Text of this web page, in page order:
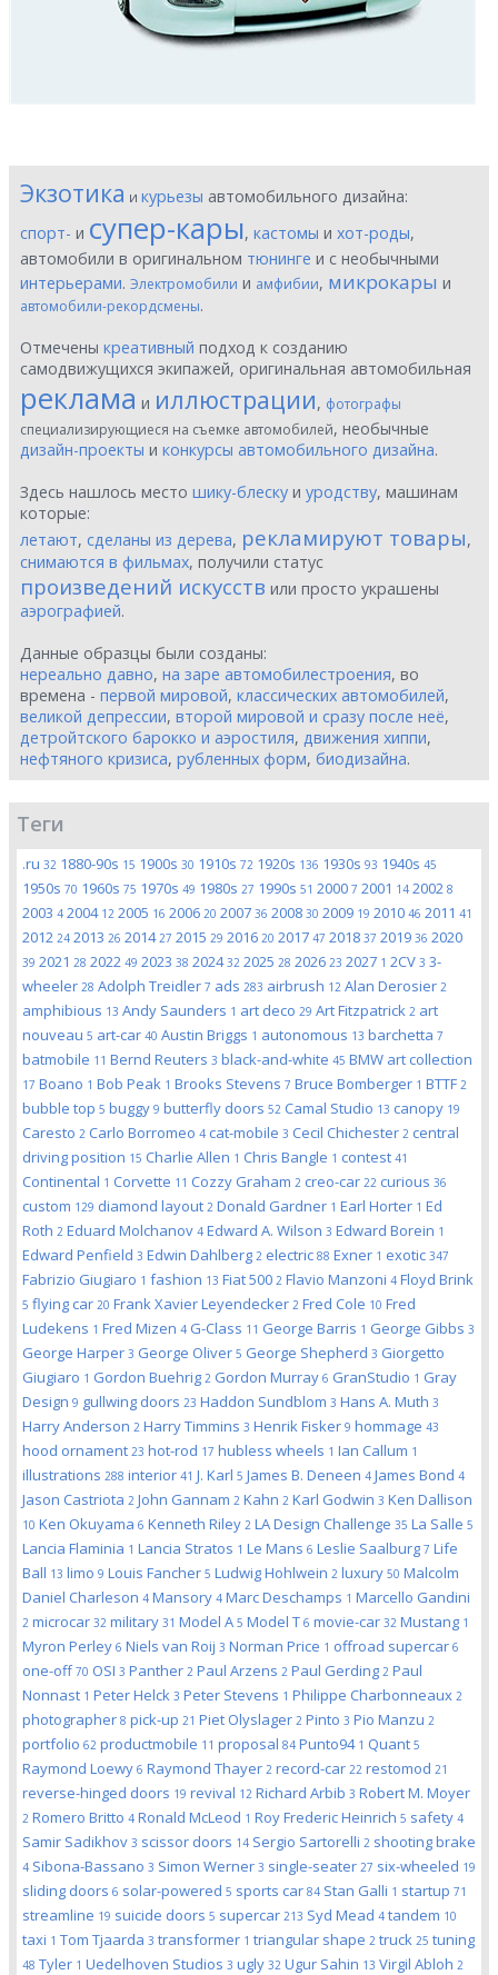
Экзотика и курьезы автомобильного дизайна:
спорт- и супер-кары, кастомы и хот-роды,
автомобили в оригинальном тюнинге и с необычными
интерьерами. Электромобили и амфибии, микрокары и
автомобили-рекордсмены.
Отмечены креативный подход к созданию
самодвижущихся экипажей, оригинальная автомобильная
реклама и иллюстрации, фотографы
специализирующиеся на съемке автомобилей, необычные
дизайн-проекты и конкурсы автомобильного дизайна.
Здесь нашлось место шику-блеску и уродству, машинам
которые:
летают, сделаны из дерева, рекламируют товары,
снимаются в фильмах, получили статус
произведений искусств или просто украшены
аэрографией.
Данные образцы были созданы:
нереально давно, на заре автомобилестроения, во
времена - первой мировой, классических автомобилей,
великой депрессии, второй мировой и сразу после неё,
детройтского барокко и аэростиля, движения хиппи,
нефтяного кризиса, рубленных форм, биодизайна.
Теги
.ru 32 1880-90s 15 1900s 30 1910s 72 1920s 136 1930s 93 1940s 45
1950s 70 1960s 75 1970s 49 1980s 27 1990s 51 2000 7 2001 14 2002 8
2003 4 2004 12 2005 16 2006 20 2007 36 2008 30 2009 19 2010 46 2011 41
2012 24 2013 26 201427 2015 29 2016 20 2017 47 2018 37 2019 36 2020
39 2021 28 2022 49 2023 38 202432 2025 28 2026 23 2027 1 2CV 3 3-
wheeler 28 Adolph Treidler 7 ads 283 airbrush 12 Alan Derosier 2
amphibious 13 Andy Saunders 1 art deco 29 Art Fitzpatrick 2 art
nouveau 5 art-car 40 Austin Briggs 1 autonomous 13 barchetta 7
batmobile 11 Bernd Reuters 3 black-and-white 45 BMW art collection
17 Boano 1 Bob Peak 1 Brooks Stevens 7 Bruce Bomberger 1 BTTF 2
bubble top 5 buggy 9 butterfly doors 52 Camal Studio 13 canopy 19
Caresto 2 Carlo Borromeo 4 cat-mobile 3 Cecil Chichester 2 central
driving position 15 Charlie Allen 1 Chris Bangle 1 contest 41
Continental 1 Corvette 11 Cozzy Graham 2 creo-car 22 curious 36
custom 129 diamond layout 2 Donald Gardner 1 Earl Horter 1 Ed
Roth 2 Eduard Molchanov 4 Edward A. Wilson 3 Edward Borein 1
Edward Penfield 3 Edwin Dahlberg 2 electric 88 Exner 1 exotic 347
Fabrizio Giugiaro 1 fashion 13 Fiat 500 2 Flavio Manzoni 4 Floyd Brink
5 flying car 20 Frank Xavier Leyendecker 2 Fred Cole 10 Fred
Ludekens 1 Fred Mizen 4 G-Class 11 George Barris 1 George Gibbs 3
George Harper 3 George Oliver 5 George Shepherd 3 Giorgetto
Giugiaro 1 Gordon Buehrig 2 Gordon Murray 6 GranStudio 1 Gray
Design 9 gullwing doors 23 Haddon Sundblom 3 Hans A. Muth 3
Harry Anderson 2 Harry Timmins 3 Henrik Fisker 9 hommage 43
hood ornament 23 hot-rod 17 hubless wheels 1 Ian Callum 1
illustrations 288 interior 41 J. Karl 5 James B. Deneen 4 James Bond 4
Jason Castriota 2 John Gannam 2 Kahn 2 Karl Godwin 3 Ken Dallison
10 Ken Okuyama 6 Kenneth Riley 2 LA Design Challenge 35 La Salle 5
Lancia Flaminia 1 Lancia Stratos 1 Le Mans 6 Leslie Saalburg 7 Life
Ball 13 limo 9 Louis Fancher 5 Ludwig Hohlwein 2 luxury 50 Malcolm
Daniel Charleson 4 Mansory 4 Marc Deschamps 1 Marcello Gandini
2 microcar 32 military 31 Model A 5 Model T 6 movie-car 32 Mustang 1
Myron Perley 6 Niels van Roij 3 Norman Price 1 offroad supercar 6
one-off70 OSI 3 Panther 2 Paul Arzens 2 Paul Gerding 2 Paul
Nonnast 1 Peter Helck 3 Peter Stevens 1 Philippe Charbonneaux 2
photographer 8 pick-up 21 Piet Olyslager 2 Pinto 3 Pio Manzu 2
portfolio 62 productmobile 11 proposal 84 Punto94 1 Quant 5
Raymond Loewy 6 Raymond Thayer 2 record-car 22 restomod 21
reverse-hinged doors 19 revival 12 Richard Arbib 3 Robert M. Moyer
2 Romero Britto 4 Ronald McLeod 1 Roy Frederic Heinrich 5 safety 4
Samir Sadikhov 3 scissor doors 14 Sergio Sartorelli 2 shooting brake
4 Sibona-Bassano 3 Simon Werner 3 single-seater 27 six-wheeled 19
sliding doors 6 solar-powered 5 sports car 84 Stan Galli 1 startup 71
streamline 19 suicide doors 5 supercar 213 Syd Mead 4 tandem 10
taxi 1 Tom Tjaarda 3 transformer 1 triangular shape 2 truck 25 tuning
48 Tyler 1 Uedelhoven Studios 3 ugly 32 Ugur Sahin 13 Virgil Abloh 2